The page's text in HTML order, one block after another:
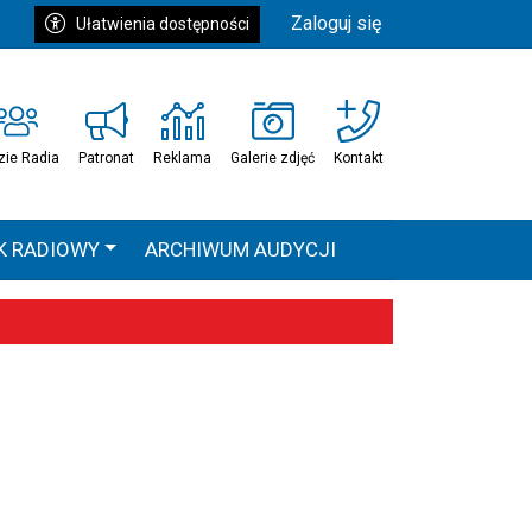
Ułatwienia dostępności Zaloguj się
Radia Patronat Reklama Galerie zdjęć Kontakt
RADIOWY ARCHIWUM AUDYCJI
HEAVEN TOUR